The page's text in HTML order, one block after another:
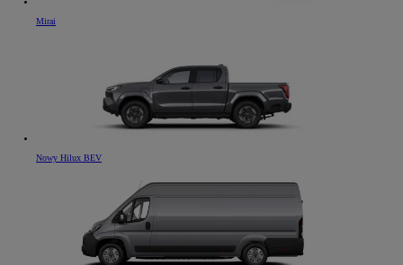
Mirai
Nowy Hilux BEV